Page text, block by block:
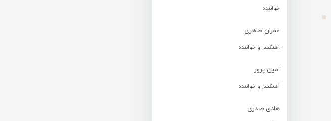
خواننده
عمران طاهری
آهنگساز و خواننده
امین پرور
آهنگساز و خواننده
هادی صدری